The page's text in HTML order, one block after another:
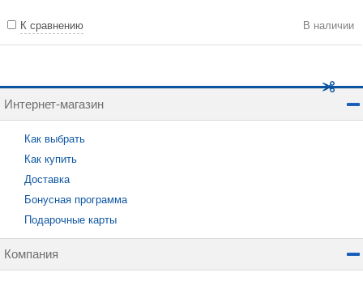
К сравнению В наличии
Интернет-магазин
Как выбрать
Как купить
Доставка
Бонусная программа
Подарочные карты
Компания